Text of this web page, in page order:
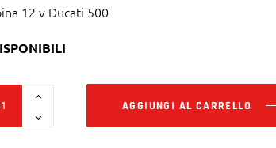
12 v Ducati 500
AGGIUNGI AL CARRELLO